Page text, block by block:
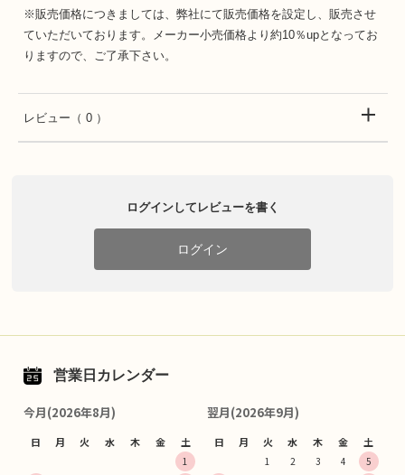
※販売価格につきましては、弊社にて販売価格を設定し、販売させ
ていただいております。メーカー小売価格より約10％upとなってお
りますので、ご了承下さい。
レビュー （ 0 ）
ログインしてレビューを書く
ログイン
営業日カレンダー
今月(2026年8月)
日 月 火 水 木 金 土
1
翌月(2026年9月)
日 月 火 水 木 金 土
1 2 3 4
5